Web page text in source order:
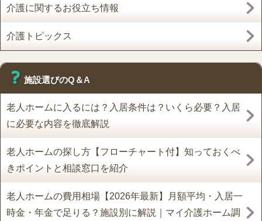
介護に関するお役立ち情報
介護トピックス
施設選びのQ＆A
老人ホームに入るには？入居条件は？いくら必要？入居
に必要な内容を徹底解説
老人ホームの探し方【フローチャート付】知っておくべ
きポイントと相談窓口を紹介
老人ホームの費用相場【2026年最新】月額平均・入居一
時金・年金で足りる？施設別に解説｜マイ介護ホーム調